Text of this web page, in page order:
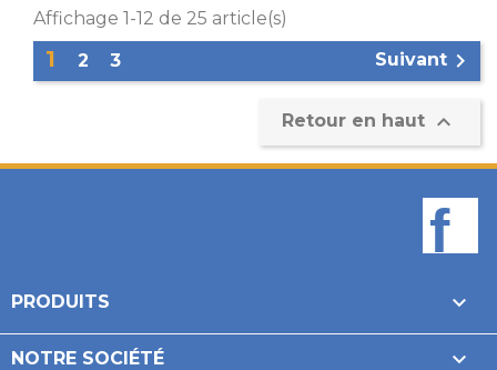
Affichage 1-12 de 25 article(s)
1 2 3 Suivant 
Retour en haut 
PRODUITS 
NOTRE SOCIÉTÉ 